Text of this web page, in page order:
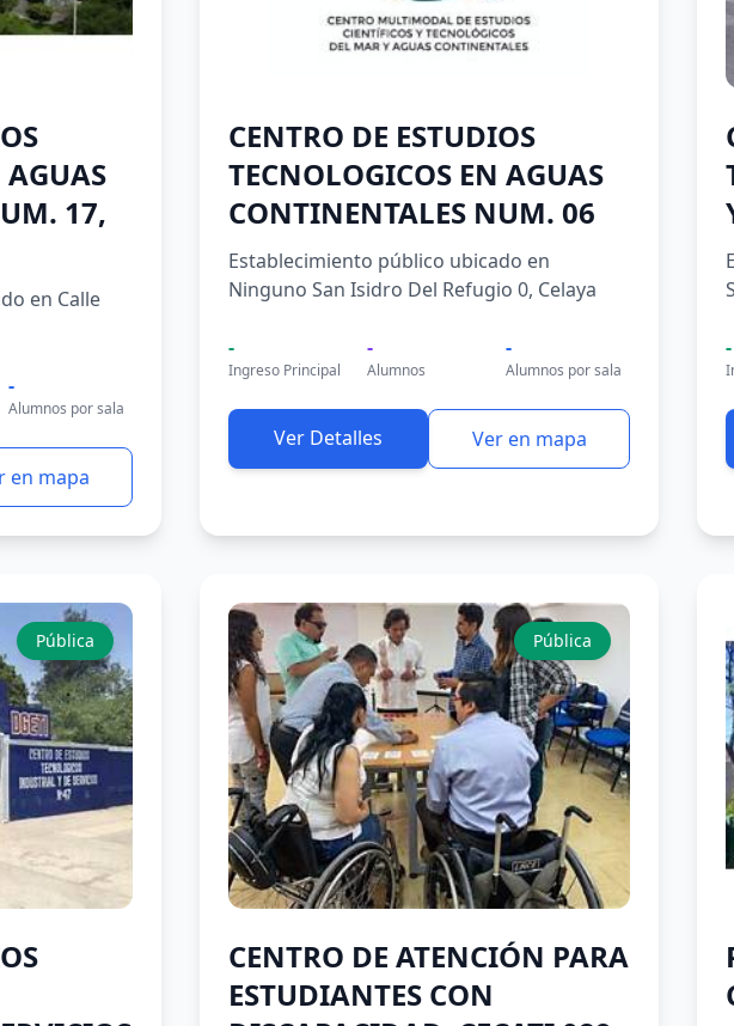
17,
en Calle
-
Alumnos por sala
en mapa
CENTRO DE ESTUDIOS
TECNOLOGICOS EN AGUAS
CONTINENTALES NUM. 06
Establecimiento público ubicado en
Ninguno San Isidro Del Refugio 0, Celaya
-
Ingreso Principal
-
Alumnos
-
Alumnos por sala
Ver Detalles Ver en mapa
-
Pública Pública
CENTRO DE ATENCIÓN PARA
ESTUDIANTES CON